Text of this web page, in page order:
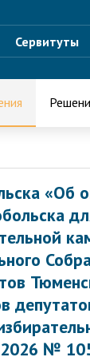
Сервитуты
«Об
№